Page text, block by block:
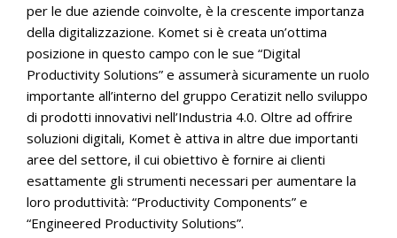
per le due aziende coinvolte, è la crescente importanza
della digitalizzazione. Komet si è creata un’ottima
posizione in questo campo con le sue “Digital
Productivity Solutions” e assumerà sicuramente un ruolo
importante all’interno del gruppo Ceratizit nello sviluppo
di prodotti innovativi nell’Industria 4.0. Oltre ad offrire
soluzioni digitali, Komet è attiva in altre due importanti
aree del settore, il cui obiettivo è fornire ai clienti
esattamente gli strumenti necessari per aumentare la
loro produttività: “Productivity Components” e
“Engineered Productivity Solutions”.